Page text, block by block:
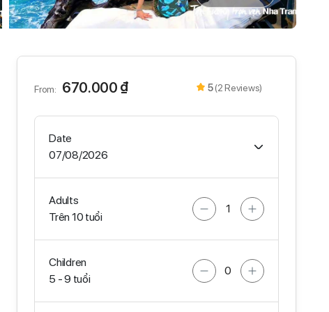
From: 670.000 ₫ 5(2 Reviews)
Date
07/08/2026
Adults
Trên 10 tuổi
Children
5 - 9 tuổi